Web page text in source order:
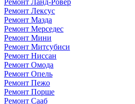
Ремонт Ланд-Ровер
Ремонт Лексус
Ремонт Мазда
Ремонт Мерседес
Ремонт Мини
Ремонт Митсубиси
Ремонт Ниссан
Ремонт Омода
Ремонт Опель
Ремонт Пежо
Ремонт Порше
Ремонт Сааб